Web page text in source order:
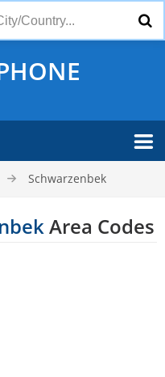
Schwarzenbek
Area Codes